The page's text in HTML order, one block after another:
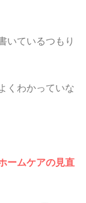
いているつもり
くわかっていな
ームケアの見直